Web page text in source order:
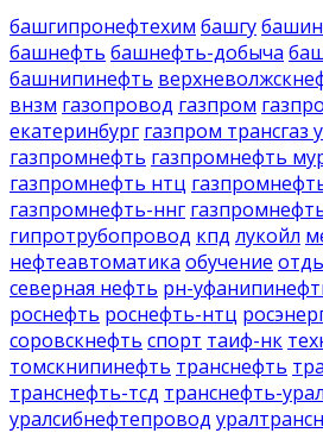
башгипронефтехим башгу
башнефть башнефть-добыча
башнипинефть
внзм газопровод газпром
екатеринбург газпром трансгаз
газпромнефть газпромнефть
газпромнефть нтц
газпромнефть-ннг
гипротрубопровод кпд лукойл
нефтеавтоматика обучение
северная нефть рн-
роснефть роснефть-нтц
соровскнефть спорт таиф-нк
томскнипинефть транснефть
транснефть-тсд транснефть-урал
уралсибнефтепровод